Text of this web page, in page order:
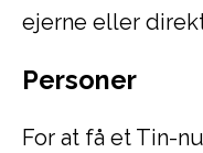
ejerne eller
Personer
For at få et Tin-